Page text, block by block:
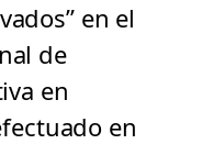
en el
de
en
en